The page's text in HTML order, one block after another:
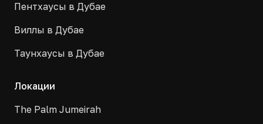
Пентхаусы в Дубае
Виллы в Дубае
Таунхаусы в Дубае
Локации
The Palm Jumeirah